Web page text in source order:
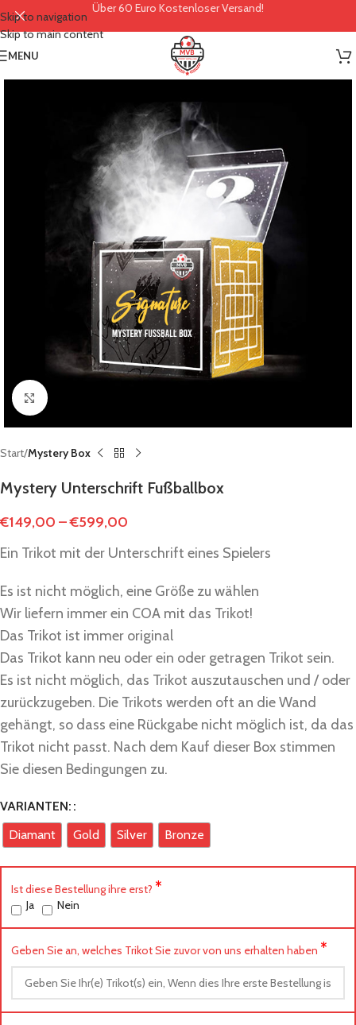
Skip to navigation
Skip to main content
Über 60 Euro Kostenloser Versand!
MENU
Click to enlarge
Start Mystery Box
Mystery Unterschrift Fußballbox
€149,00 –€599,00
Ein Trikot mit der Unterschrift eines Spielers
Es ist nicht möglich, eine Größe zu wählen
Wir liefern immer ein COA mit das Trikot!
Das Trikot ist immer original
Das Trikot kann neu oder ein oder getragen Trikot sein.
Es ist nicht möglich, das Trikot auszutauschen und / oder
zurückzugeben. Die Trikots werden oft an die Wand
gehängt, so dass eine Rückgabe nicht möglich ist, da das
Trikot nicht passt. Nach dem Kauf dieser Box stimmen
Sie diesen Bedingungen zu.
VARIANTEN:
Diamant
Gold Silver Bronze
Ist diese Bestellung ihre erst? *
Ja Nein
Geben Sie an, welches Trikot Sie zuvor von uns erhalten haben *